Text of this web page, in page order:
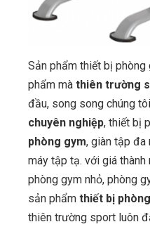
Sản phẩm thiết bị
phẩm mà thiên trường
đầu, song song chúng
chuyên nghiệp, thiết bị
phòng gym, giàn tập đa
máy tập tạ. với giá
phòng gym nhỏ, phòng
sản phẩm thiết bị
thiên trường sport luôn